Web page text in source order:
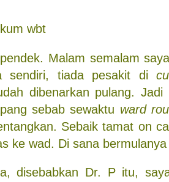
wbt
Malam semalam
sendiri, tiada pesakit di
dibenarkan pulang. Jadi
sebab sewaktu ward
Sebaik tamat on
ke wad. Di sana
disebabkan Dr. P itu,